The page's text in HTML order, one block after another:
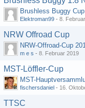
Elektroman99 - 8.
NRW Offroad Cup
NRW-Offroad-Cup
m e s - 8. Februar 2019
MST-Löffler-Cup
MST-
fischersdaniel - 16.
TTSC